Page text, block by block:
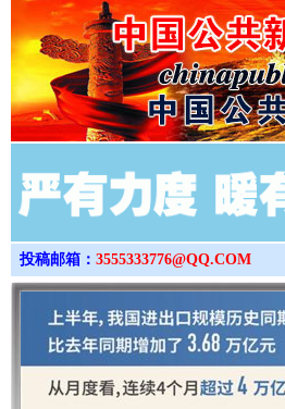
投稿邮箱： 3555333776@QQ.COM